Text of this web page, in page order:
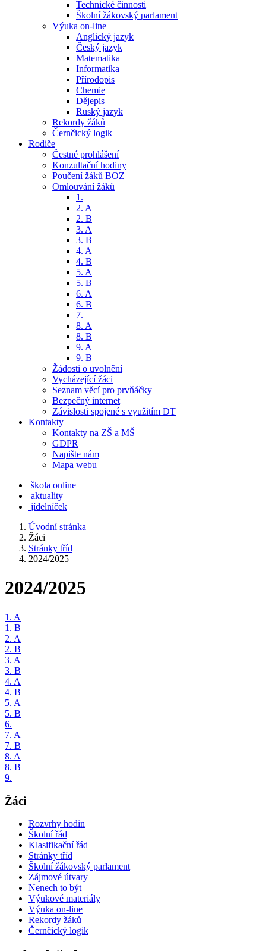
Technické činnosti
Školní žákovský parlament
Výuka on-line
Anglický jazyk
Český jazyk
Matematika
Informatika
Přírodopis
Chemie
Dějepis
Ruský jazyk
Rekordy žáků
Černčický logik
Rodiče
Čestné prohlášení
Konzultační hodiny
Poučení žáků BOZ
Omlouvání žáků
1.
2. A
2. B
3. A
3. B
4. A
4. B
5. A
5. B
6. A
6. B
7.
8. A
8. B
9. A
9. B
Žádosti o uvolnění
Vycházející žáci
Seznam věcí pro prvňáčky
Bezpečný internet
Závislosti spojené s využitím DT
Kontakty
Kontakty na ZŠ a MŠ
GDPR
Napište nám
Mapa webu
škola online
aktuality
jídelníček
Úvodní stránka
Žáci
Stránky tříd
2024/2025
2024/2025
1. A
1. B
2. A
2. B
3. A
3. B
4. A
4. B
5. A
5. B
6.
7. A
7. B
8. A
8. B
9.
Žáci
Rozvrhy hodin
Školní řád
Klasifikační řád
Stránky tříd
Školní žákovský parlament
Zájmové útvary
Nenech to být
Výukové materiály
Výuka on-line
Rekordy žáků
Černčický logik